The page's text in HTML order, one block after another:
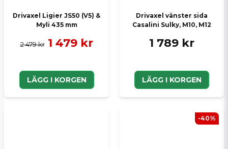
Drivaxel Ligier JS50 (V5) &
Myli 435 mm
2 479 kr 1 479 kr
LÄGG I KORGEN
Drivaxel vänster sida
Casalini Sulky, M10, M12
1 789 kr
LÄGG I KORGEN
-40%